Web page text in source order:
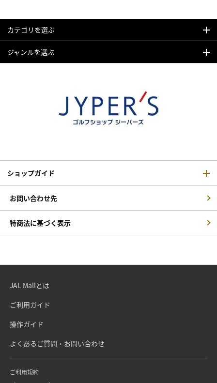
カテゴリを選ぶ
ジャンルを選ぶ
ショップガイド
お問い合わせ先
特商法に基づく表示
JAL Mallとは
ご利用ガイド
操作ガイド
よくあるご質問・お問い合わせ
ご利用規約